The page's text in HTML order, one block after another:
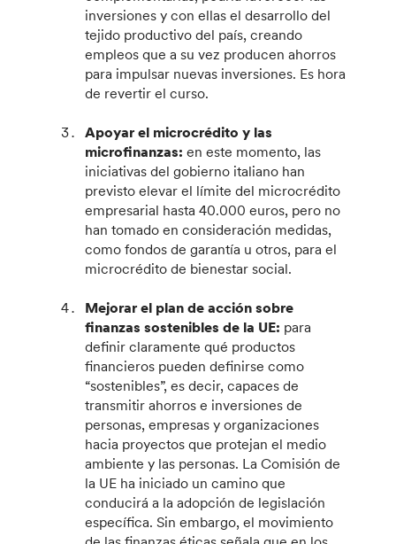
inversiones y con ellas el desarrollo del
tejido productivo del país, creando
empleos que a su vez producen ahorros
para impulsar nuevas inversiones. Es hora
de revertir el curso.
Apoyar el microcrédito y las
microfinanzas:en este momento, las
iniciativas del gobierno italiano han
previsto elevar el límite del microcrédito
empresarial hasta 40.000 euros, pero no
han tomado en consideración medidas,
como fondos de garantía u otros, para el
microcrédito de bienestar social.
Mejorar el plan de acción sobre
finanzas sostenibles de la UE: para
definir claramente qué productos
financieros pueden definirse como
“sostenibles”, es decir, capaces de
transmitir ahorros e inversiones de
personas, empresas y organizaciones
hacia proyectos que protejan el medio
ambiente y las personas. La Comisión de
la UE ha iniciado un camino que
conducirá a la adopción de legislación
específica. Sin embargo, el movimiento